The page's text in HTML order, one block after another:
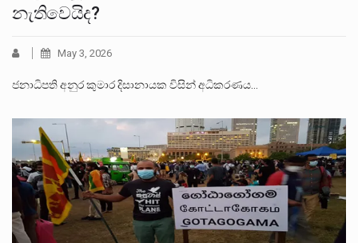
නැතිවෙයිද?
May 3, 2026
ජනාධිපති අනුර කුමාර දිසානායක විසින් අධිකරණය…